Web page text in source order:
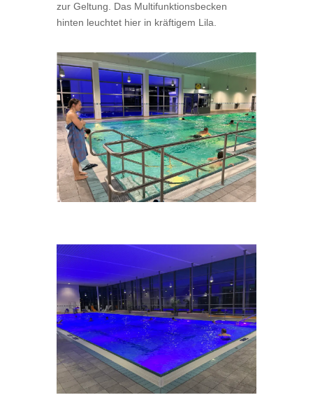
zur Geltung. Das Multifunktionsbecken
hinten leuchtet hier in kräftigem Lila.